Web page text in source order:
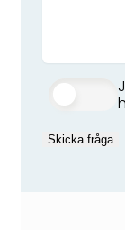
M
Skicka fråga